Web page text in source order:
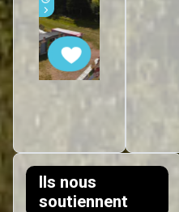
Ils nous
soutiennent